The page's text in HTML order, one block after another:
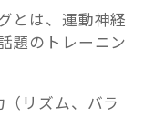
とは、運動神経
題のトレーニン
リズム、バラ